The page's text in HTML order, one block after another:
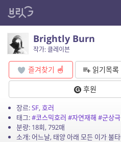
Brightly Burn
작가: 클레이븐
즐겨찾기 읽기목록
후원
장르:SF,호러
태그:#코스믹호러 #자연재해 #군상극
분량: 18회, 792매